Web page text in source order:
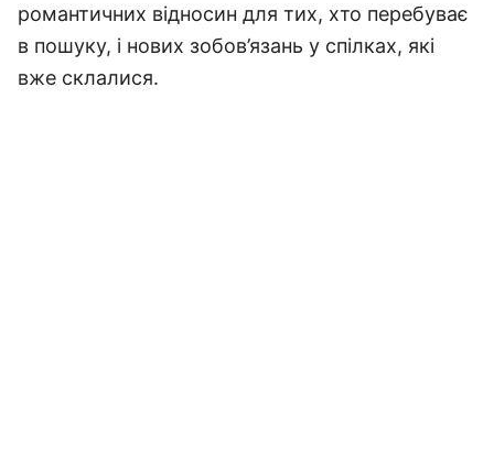
романтичних відносин для тих, хто перебуває
в пошуку, і нових зобов’язань у спілках, які
вже склалися.